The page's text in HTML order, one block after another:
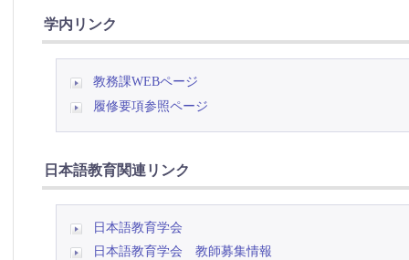
学内リンク
教務課WEBページ
履修要項参照ページ
日本語教育関連リンク
日本語教育学会
日本語教育学会 教師募集情報